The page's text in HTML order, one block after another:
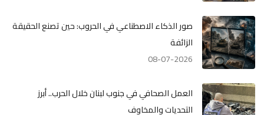
صور الذكاء الاصطناعي في الحروب: حين تصنع الحقيقة
الزائفة
08-07-2026
العمل الصحافي في جنوب لبنان خلال الحرب.. أبرز
التحديات والمخاوف